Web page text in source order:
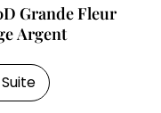
Grande Fleur
Argent